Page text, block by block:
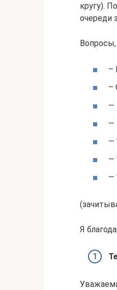
кругу).
очереди
Вопросы,
–
–
—
—
—
—
—
Я